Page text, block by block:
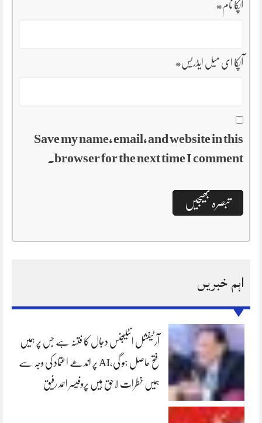
آپکا نام*
آپکا ای میل ایڈریس*
Save my name, email, and website in this
browser for the next time I comment.
اہم خبریں
آرٹیفشل انٹلیجنس دجال کا فتنہ ہے جس پر ہمیں
فتح حاصل ہو گی،AI پر اندھے اعتماد کی وجہ سے
ہمیں خطرات لاحق ہیں پروفیسر احمد رفیق